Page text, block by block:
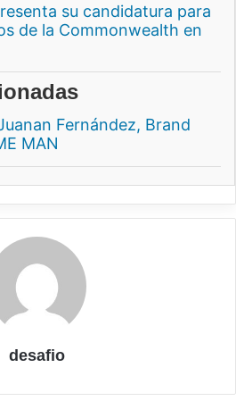
su candidatura para
de la Commonwealth en
Fernández, Brand
MAN
desafio